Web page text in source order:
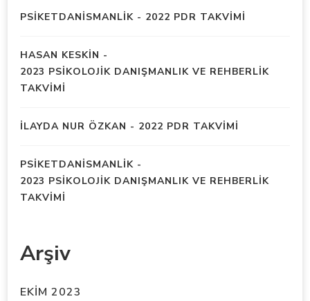
PSIKETDANISMANLIK - 2022 PDR TAKVİMİ
HASAN KESKIN -
2023 PSİKOLOJİK DANIŞMANLIK VE REHBERLİK
TAKVİMİ
İLAYDA NUR ÖZKAN - 2022 PDR TAKVİMİ
PSIKETDANISMANLIK -
2023 PSİKOLOJİK DANIŞMANLIK VE REHBERLİK
TAKVİMİ
Arşiv
EKIM 2023